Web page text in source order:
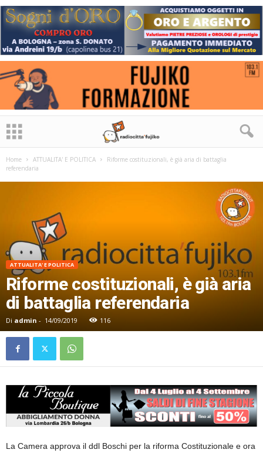
Home ATTUALITA' E POLITICA
Riforme costituzionali, è già aria di battaglia
referendaria
ATTUALITA' E POLITICA
Riforme costituzionali, è già aria
di battaglia referendaria
Di admin - 14/09/2019 116
La Camera approva il ddl Boschi per la riforma Costituzionale e ora